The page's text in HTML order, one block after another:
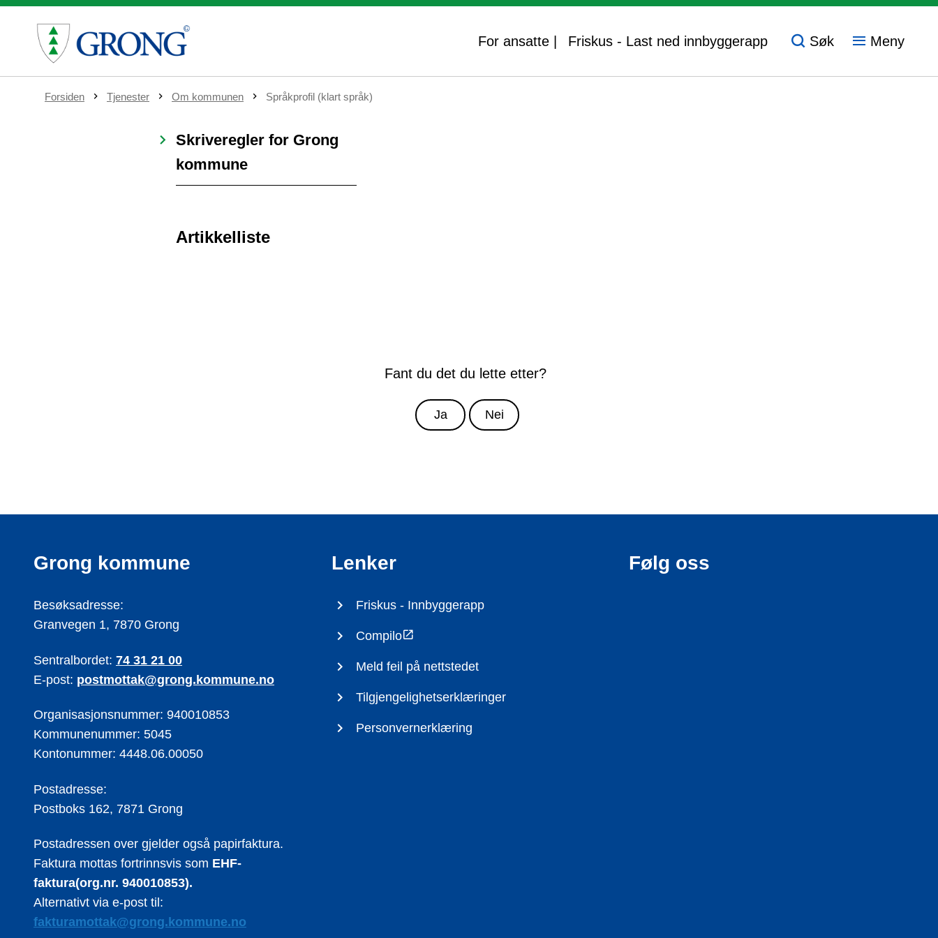
For ansatte | Friskus - Last ned innbyggerapp Søk Meny
D
Forsiden Tjenester Om kommunen Språkprofil (klart språk)
Skriveregler for Grong
kommune
Artikkelliste
Fant du det du lette etter?
Ja Nei
Grong kommune
Besøksadresse:
Granvegen 1, 7870 Grong
Sentralbordet: 74 31 21 00
E-post: postmottak@grong.kommune.no
Organisasjonsnummer: 940010853
Kommunenummer: 5045
Kontonummer: 4448.06.00050
Postadresse:
Postboks 162, 7871 Grong
Postadressen over gjelder også papirfaktura.
Faktura mottas fortrinnsvis som EHF-
faktura(org.nr. 940010853).
Alternativt via e-post til:
fakturamottak@grong.kommune.no
Lenker
Friskus - Innbyggerapp
Compilo
Meld feil på nettstedet
Tilgjengelighetserklæringer
Personvernerklæring
Følg oss